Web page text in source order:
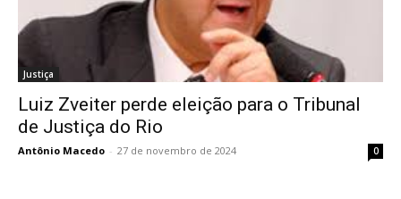
Justiça
Luiz Zveiter perde eleição para o Tribunal
de Justiça do Rio
Antônio Macedo - 27 de novembro de 2024 0